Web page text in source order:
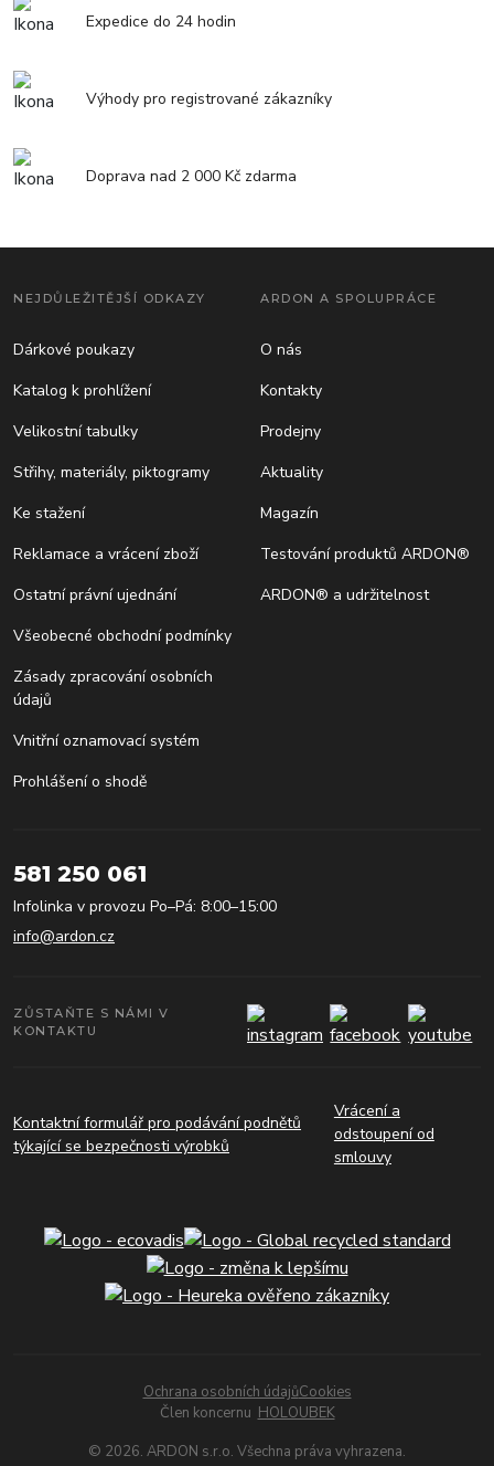
Expedice do 24 hodin
Výhody pro registrované zákazníky
Doprava nad 2 000 Kč zdarma
NEJDŮLEŽITĚJŠÍ ODKAZY
Dárkové poukazy
Katalog k prohlížení
Velikostní tabulky
Střihy, materiály, piktogramy
Ke stažení
Reklamace a vrácení zboží
Ostatní právní ujednání
Všeobecné obchodní podmínky
Zásady zpracování osobních
údajů
Vnitřní oznamovací systém
Prohlášení o shodě
ARDON A SPOLUPRÁCE
O nás
Kontakty
Prodejny
Aktuality
Magazín
Testování produktů ARDON®
ARDON® a udržitelnost
581 250 061
Infolinka v provozu Po–Pá: 8:00–15:00
info@ardon.cz
ZŮSTAŇTE S NÁMI V
KONTAKTU
Kontaktní formulář pro podávání podnětů
týkající se bezpečnosti výrobků
Vrácení a
odstoupení od
smlouvy
Ochrana osobních údajůCookies
Člen koncernu HOLOUBEK
© 2026. ARDON s.r.o. Všechna práva vyhrazena.